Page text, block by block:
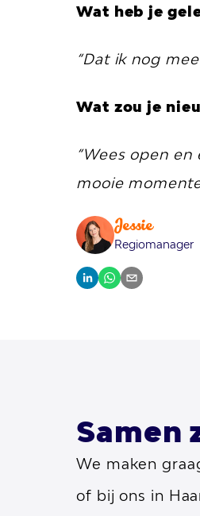
Wat heb je
“Dat ik nog
Wat zou je
“Wees open
mooie
Jessie
Regiomanager
Samen
We maken
of bij ons in